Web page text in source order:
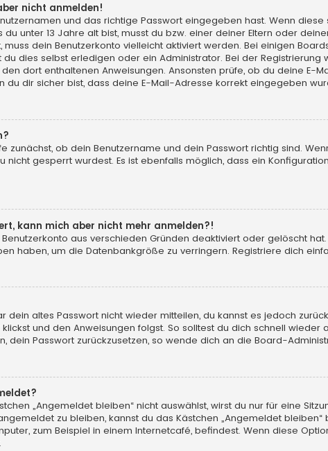
nicht anmelden!
und das richtige Passwort eingegeben hast. Wenn
unter 13 Jahre alt bist, musst du bzw. einer deiner Eltern oder
muss dein Benutzerkonto vielleicht aktiviert werden. Bei einigen
dies selbst erledigen oder ein Administrator. Bei der Registrierung
dort enthaltenen Anweisungen. Ansonsten prüfe, ob du deine E-
du dir sicher bist, dass deine E-Mail-Adresse korrekt eingegeben
zunächst, ob dein Benutzername und dein Passwort richtig sind.
nicht gesperrt wurdest. Es ist ebenfalls möglich, dass ein
kann mich aber nicht mehr anmelden?!
aus verschieden Gründen deaktiviert oder gelöscht
haben, um die Datenbankgröße zu verringern. Registriere dich
dein altes Passwort nicht wieder mitteilen, du kannst es jedoch
und den Anweisungen folgst. So solltest du dich schnell wieder
dein Passwort zurückzusetzen, so wende dich an die Board-
„Angemeldet bleiben“ nicht auswählst, wirst du nur für eine
zu bleiben, kannst du das Kästchen „Angemeldet
zum Beispiel in einem Internetcafé, befindest. Wenn diese